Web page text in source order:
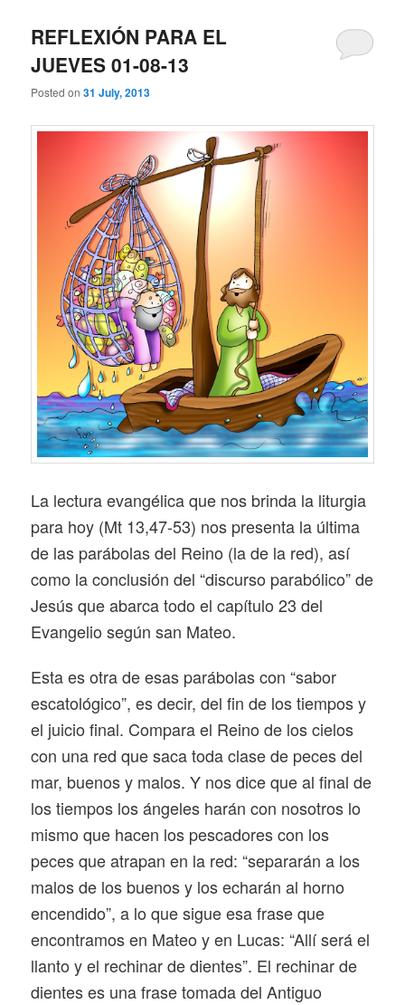
REFLEXIÓN PARA EL
JUEVES 01-08-13
Posted on31 July, 2013
La lectura evangélica que nos brinda la liturgia
para hoy (Mt 13,47-53) nos presenta la última
de las parábolas del Reino (la de la red), así
como la conclusión del “discurso parabólico” de
Jesús que abarca todo el capítulo 23 del
Evangelio según san Mateo.
Esta es otra de esas parábolas con “sabor
escatológico”, es decir, del fin de los tiempos y
el juicio final. Compara el Reino de los cielos
con una red que saca toda clase de peces del
mar, buenos y malos. Y nos dice que al final de
los tiempos los ángeles harán con nosotros lo
mismo que hacen los pescadores con los
peces que atrapan en la red: “separarán a los
malos de los buenos y los echarán al horno
encendido”, a lo que sigue esa frase que
encontramos en Mateo y en Lucas: “Allí será el
llanto y el rechinar de dientes”. El rechinar de
dientes es una frase tomada del Antiguo